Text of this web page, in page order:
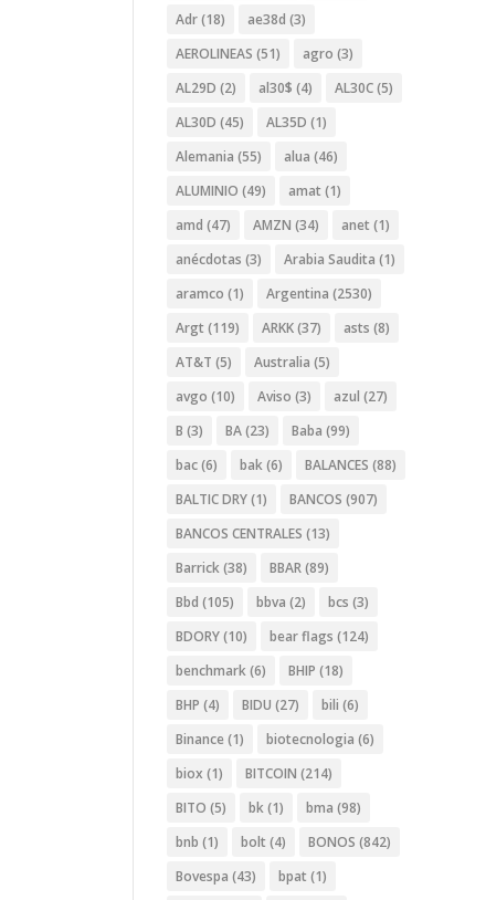
Adr(18) ae38d (3)
AEROLINEAS (51) agro (3)
AL29D (2) al30$ (4) AL30C(5)
AL30D (45) AL35D (1)
Alemania (55) alua (46)
ALUMINIO (49) amat (1)
amd (47) AMZN (34) anet (1)
anécdotas (3) Arabia Saudita (1)
aramco (1) Argentina (2530)
Argt (119) ARKK(37) asts (8)
AT&T (5) Australia (5)
avgo (10) Aviso (3) azul (27)
B (3) BA(23) Baba (99)
bac(6) bak(6) BALANCES (88)
BALTIC DRY(1) BANCOS (907)
BANCOS CENTRALES (13)
Barrick(38) BBAR(89)
Bbd (105) bbva (2) bcs (3)
BDORY(10) bear flags (124)
benchmark(6) BHIP (18)
BHP (4) BIDU (27) bili (6)
Binance (1) biotecnologia (6)
biox (1) BITCOIN (214)
BITO (5) bk(1) bma (98)
bnb (1) bolt (4) BONOS (842)
Bovespa (43) bpat (1)